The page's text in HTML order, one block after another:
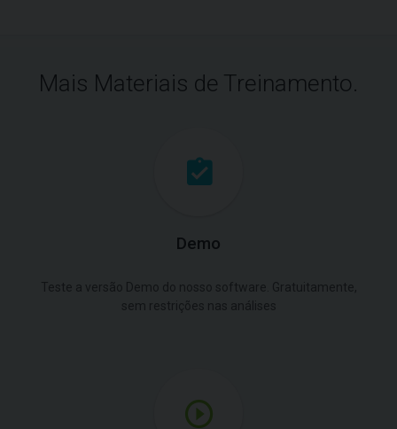
Mais Materiais de Treinamento.
Demo
Teste a versão Demo do nosso software. Gratuitamente,
sem restrições nas análises